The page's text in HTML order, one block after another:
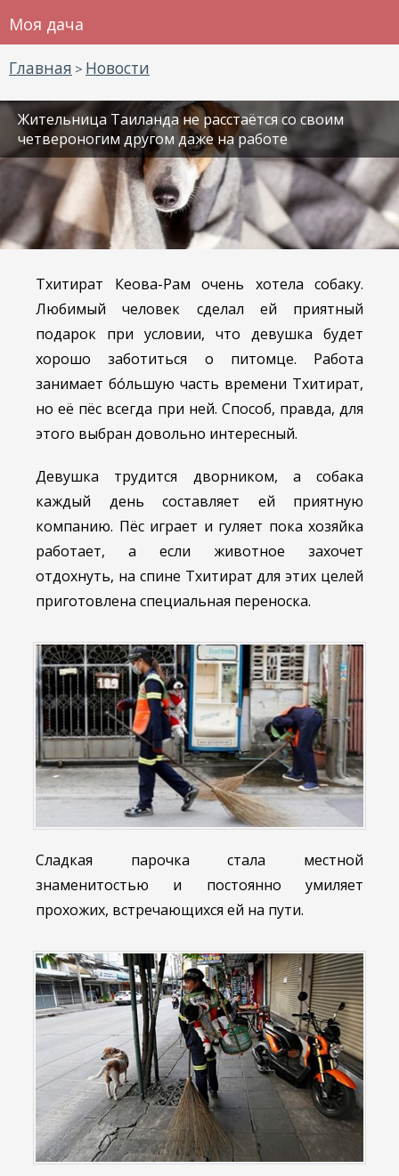
Моя дача
Главная > Новости
Жительница Таиланда не расстаётся со своим
четвероногим другом даже на работе
Тхитират Кеова-Рам очень хотела собаку.
Любимый человек сделал ей приятный
подарок при условии, что девушка будет
хорошо заботиться о питомце. Работа
занимает бо́льшую часть времени Тхитират,
но её пёс всегда при ней. Способ, правда, для
этого выбран довольно интересный.
Девушка трудится дворником, а собака
каждый день составляет ей приятную
компанию. Пёс играет и гуляет пока хозяйка
работает, а если животное захочет
отдохнуть, на спине Тхитират для этих целей
приготовлена специальная переноска.
Сладкая парочка стала местной
знаменитостью и постоянно умиляет
прохожих, встречающихся ей на пути.